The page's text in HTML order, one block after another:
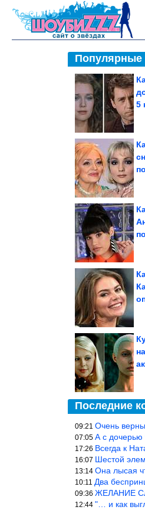
5
Последние
09:21 Очень верный совет
07:05 А с дочерью
17:26 Всегда к Наталье
16:07 Шестой
13:14 Она лысая
10:11 Два беспринципных
09:36 ЖЕЛАНИЕ
12:44 "… и как выглядит